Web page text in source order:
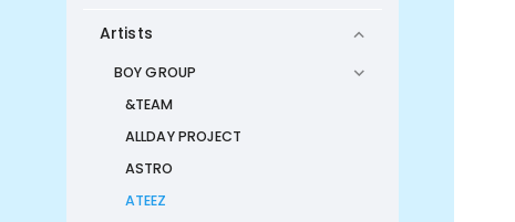
Artists
BOY GROUP
&TEAM
ALLDAY PROJECT
ASTRO
ATEEZ